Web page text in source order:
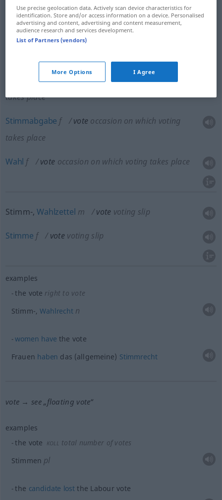
Wahl(stimme)f vote choice in election
Votumn vote choice in election
Abstimmungf voteoccasion on which voting
takes place
Stimmabgabe f vote occasion on which voting
takes place
Wahl f vote occasion on which voting takes place
Stimm-,Wahlzettel m vote voting slip
Stimme f vote voting slip
examples
the vote right to vote
Stimm-,Wahlrechtn
women have the vote
Frauen haben das (allgemeine) Stimmrecht
vote → see „floating vote“
examples
the vote
KOLL total number of votes
Stimmen pl
the candidate lost the Labour vote
Use precise geolocation data. Actively scan device characteristics for
identification. Store and/or access information on a device. Personalised
advertising and content, advertising and content measurement,
audience research and services development.
List of Partners (vendors)
More Options I Agree